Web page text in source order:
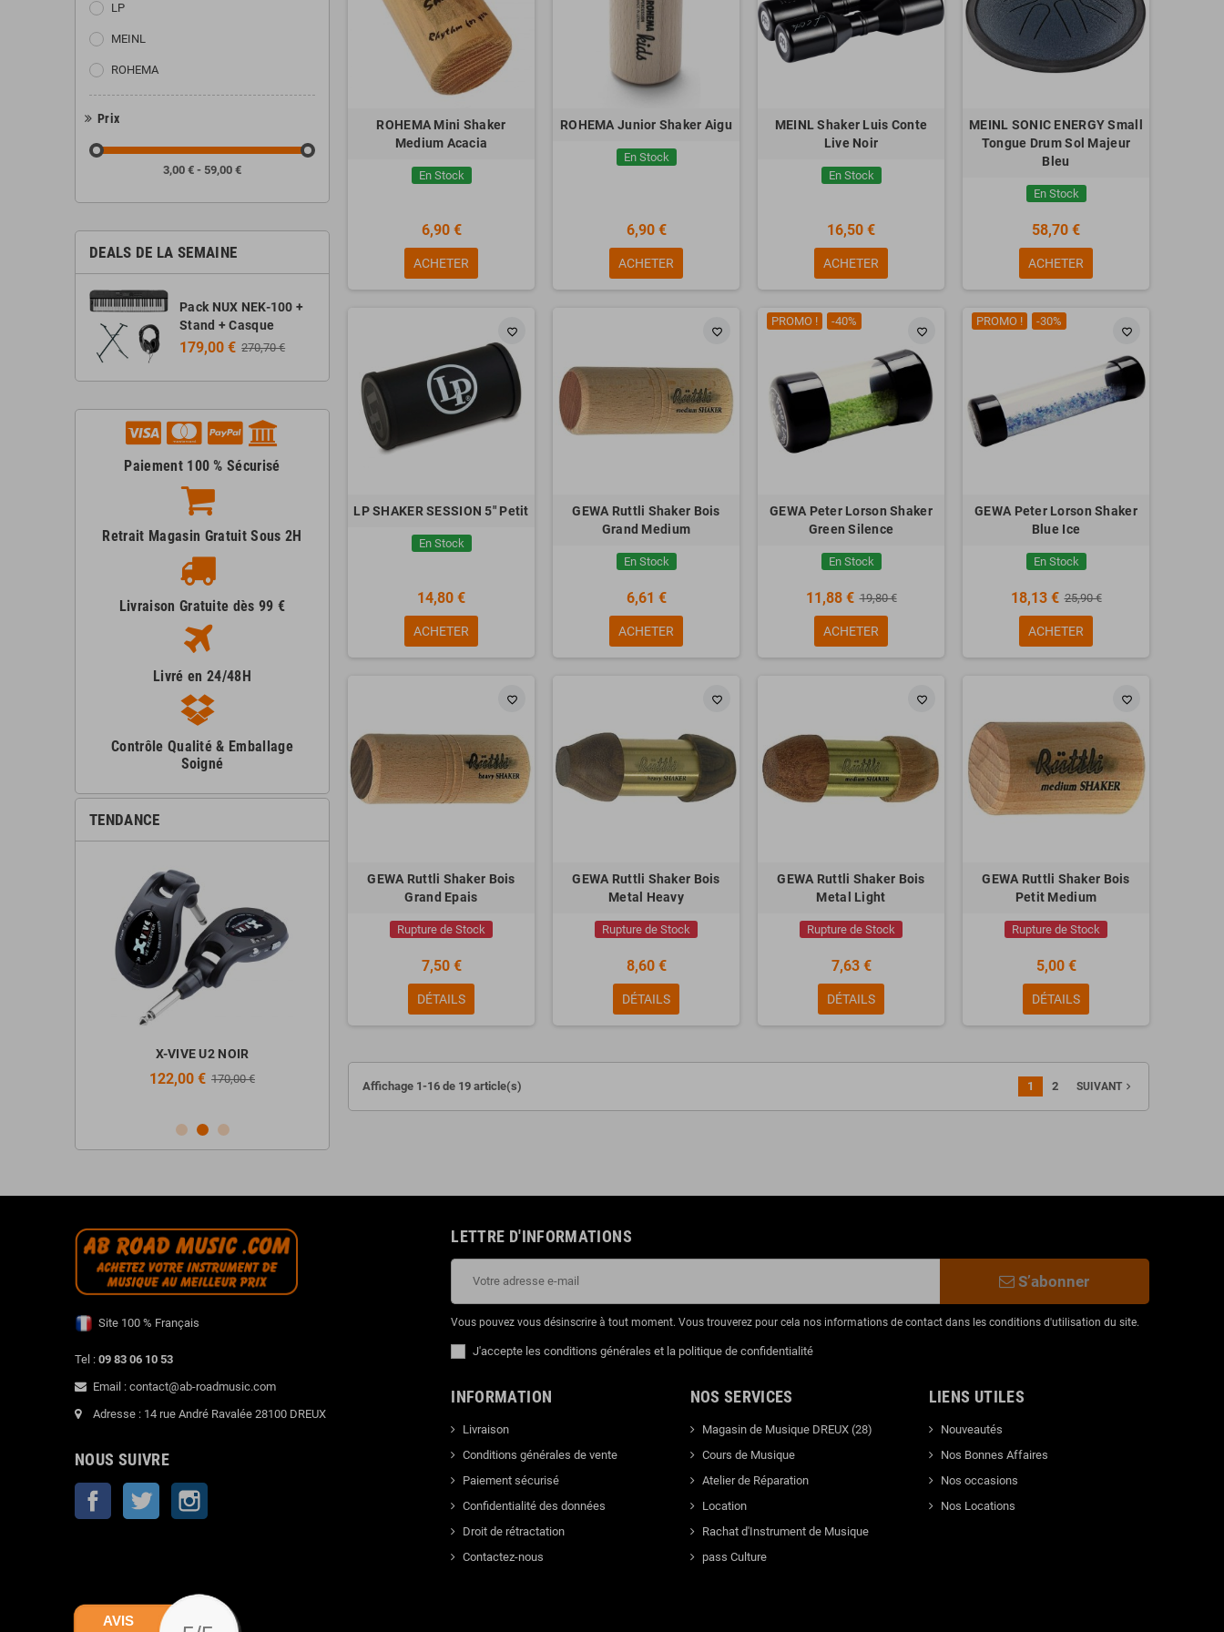
LP
MEINL
ROHEMA
Prix
3,00 € - 59,00 €
DEALS DE LA SEMAINE
Pack NUX NEK-100 +
Stand + Casque
179,00 € 270,70 €
Paiement 100 % Sécurisé
Retrait Magasin Gratuit Sous 2H
Livraison Gratuite dès 99 €
Livré en 24/48H
Contrôle Qualité & Emballage
Soigné
TENDANCE
X-VIVE U2 NOIR
122,00 € 170,00 € 298,00 € 299,00 €
ROHEMA Mini Shaker
Medium Acacia
En Stock
6,90 €
ACHETER
ROHEMA Junior Shaker Aigu
En Stock
6,90 €
ACHETER
MEINL Shaker Luis Conte
Live Noir
En Stock
16,50 €
ACHETER
MEINL SONIC ENERGY Small
Tongue Drum Sol Majeur
Bleu
En Stock
58,70 €
ACHETER
favorite_border
LP SHAKER SESSION 5" Petit
En Stock
14,80 €
ACHETER
favorite_border
GEWA Ruttli Shaker Bois
Grand Medium
En Stock
6,61 €
ACHETER
favorite_border
PROMO ! -40%
GEWA Peter Lorson Shaker
Green Silence
En Stock
11,88 € 19,80 €
ACHETER
favorite_border
PROMO ! -30%
GEWA Peter Lorson Shaker
Blue Ice
En Stock
18,13 € 25,90 €
ACHETER
favorite_border
GEWA Ruttli Shaker Bois
Grand Epais
Rupture de Stock
7,50 €
DÉTAILS
favorite_border
GEWA Ruttli Shaker Bois
Metal Heavy
Rupture de Stock
8,60 €
DÉTAILS
favorite_border
GEWA Ruttli Shaker Bois
Metal Light
Rupture de Stock
7,63 €
DÉTAILS
favorite_border
GEWA Ruttli Shaker Bois
Petit Medium
Rupture de Stock
5,00 €
DÉTAILS
Affichage 1-16 de 19 article(s) 1 2 SUIVANTnavigate_next
Site 100 % Français
Tel : 09 83 06 10 53
Email : contact@ab-roadmusic.com
Adresse : 14 rue André Ravalée 28100 DREUX
NOUS SUIVRE
Facebook Twitter
LETTRE D'INFORMATIONS
S’abonner
Vous pouvez vous désinscrire à tout moment. Vous trouverez pour cela nos informations de contact dans les conditions d'utilisation du site.
J'accepte les conditions générales et la politique de confidentialité
INFORMATION
Livraison
Conditions générales de vente
Paiement sécurisé
Confidentialité des données
Droit de rétractation
Contactez-nous
NOS SERVICES
Magasin de Musique DREUX (28)
Cours de Musique
Atelier de Réparation
Location
Rachat d'Instrument de Musique
pass Culture
LIENS UTILES
Nouveautés
Nos Bonnes Affaires
Nos occasions
Nos Locations
AVIS